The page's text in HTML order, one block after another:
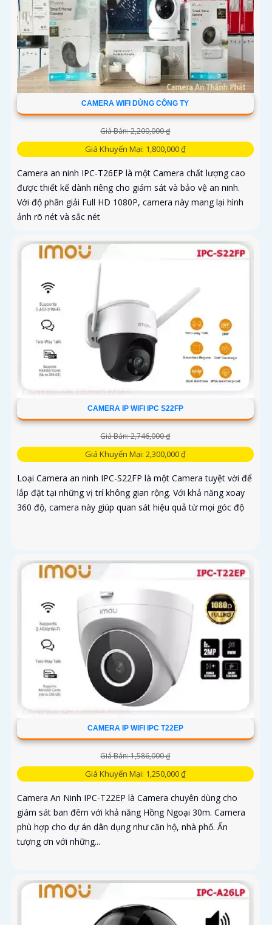
CAMERA WIFI DÙNG CÔNG TY
Giá Bán: 2,200,000 ₫
Giá Khuyến Mại: 1,800,000 ₫
Camera an ninh IPC-T26EP là một Camera chất lượng cao
được thiết kế dành riêng cho giám sát và bảo vệ an ninh.
Với độ phân giải Full HD 1080P, camera này mang lại hình
ảnh rõ nét và sắc nét
CAMERA IP WIFI IPC S22FP
Giá Bán: 2,746,000 ₫
Giá Khuyến Mại: 2,300,000 ₫
Loại Camera an ninh IPC-S22FP là một Camera tuyệt vời để
lắp đặt tại những vị trí không gian rộng. Với khả năng xoay
360 độ, camera này giúp quan sát hiệu quả từ mọi góc độ
CAMERA IP WIFI IPC T22EP
Giá Bán: 1,586,000 ₫
Giá Khuyến Mại: 1,250,000 ₫
Camera An Ninh IPC-T22EP là Camera chuyên dùng cho
giám sát ban đêm với khả năng Hồng Ngoại 30m. Camera
phù hợp cho dự án dân dụng như căn hộ, nhà phố. Ấn
tượng ơn với những...